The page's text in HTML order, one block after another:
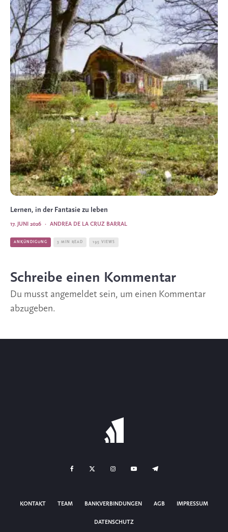
Lernen, in der Fantasie zu leben
ANDREA DE LA CRUZ BARRAL
·
17. JUNI 2026
ANKÜNDIGUNG 3 MIN READ 195 VIEWS
Schreibe einen Kommentar
Du musst angemeldet sein, um einen Kommentar
abzugeben.
KONTAKT TEAM BANKVERBINDUNGEN AGB IMPRESSUM
DATENSCHUTZ